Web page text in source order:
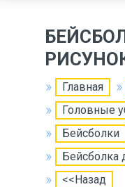
Главная
Головные
Бейсболки
Бейсболка
<<Назад